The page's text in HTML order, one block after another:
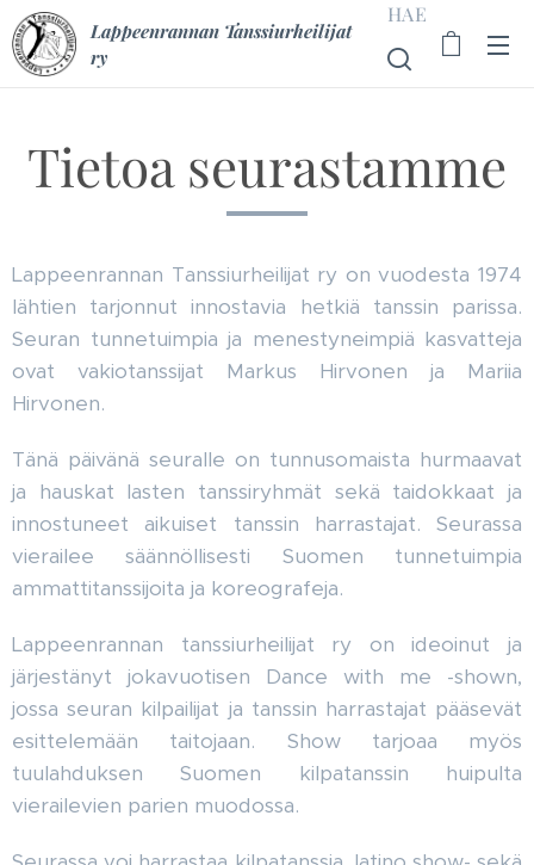
Lappeenrannan Tanssiurheilijat
ry
HAE
Tietoa seurastamme
Lappeenrannan Tanssiurheilijat ry on vuodesta 1974
lähtien tarjonnut innostavia hetkiä tanssin parissa.
Seuran tunnetuimpia ja menestyneimpiä kasvatteja
ovat vakiotanssijat Markus Hirvonen ja Mariia
Hirvonen.
Tänä päivänä seuralle on tunnusomaista hurmaavat
ja hauskat lasten tanssiryhmät sekä taidokkaat ja
innostuneet aikuiset tanssin harrastajat. Seurassa
vierailee säännöllisesti Suomen tunnetuimpia
ammattitanssijoita ja koreografeja.
Lappeenrannan tanssiurheilijat ry on ideoinut ja
järjestänyt jokavuotisen Dance with me -shown,
jossa seuran kilpailijat ja tanssin harrastajat pääsevät
esittelemään taitojaan. Show tarjoaa myös
tuulahduksen Suomen kilpatanssin huipulta
vierailevien parien muodossa.